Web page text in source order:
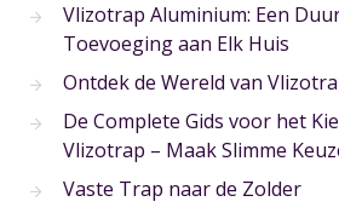
Vlizotrap Aluminium: Een
Toevoeging aan Elk Huis
Ontdek de Wereld van
De Complete Gids voor het
Vlizotrap – Maak Slimme
Vaste Trap naar de Zolder